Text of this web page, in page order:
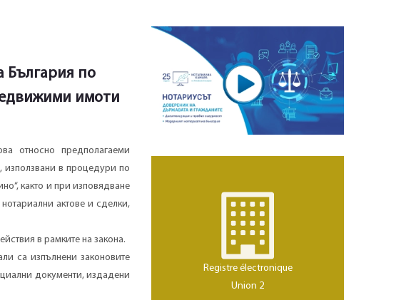
България по
имоти
относно предполагаеми
използвани в процедури по
както и при изповядване
актове и сделки,
в рамките на закона.
са изпълнени законовите
документи, издадени
Registre électronique
Union 2